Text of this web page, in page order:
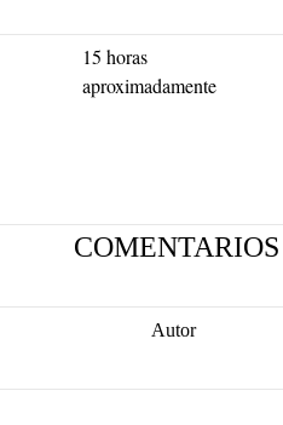
15 horas
aproximadamente
COMENTARIOS
Autor